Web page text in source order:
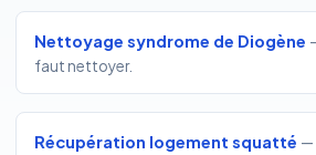
Nettoyage syndrome de Diogène
faut nettoyer.
Récupération logement squatté —